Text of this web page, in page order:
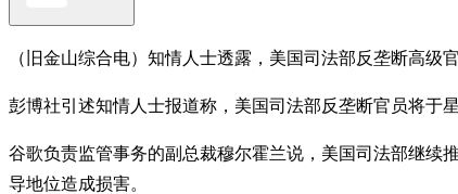
（旧金山综合电）知情人士透露，美国司法部反垄断高级
彭博社引述知情人士报道称，美国司法部反垄断官员将于
谷歌负责监管事务的副总裁穆尔霍兰说，美国司法部继续
导地位造成损害。